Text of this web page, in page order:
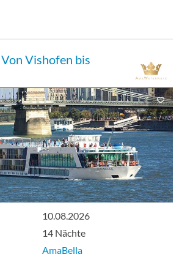
Vishofen bis
10.08.2026
14 Nächte
AmaBella